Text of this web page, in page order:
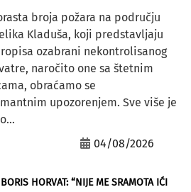
broja požara na području
Kladuša, koji predstavljaju
ozabrani nekontrolisanog
naročito one sa štetnim
obraćamo se
upozorenjem. Sve više je
04/08/2026
HORVAT: “NIJE ME SRAMOTA IĆI